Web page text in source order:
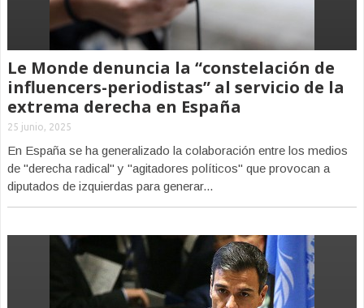
Le Monde denuncia la “constelación de
influencers-periodistas” al servicio de la
extrema derecha en España
25 junio, 2025
En España se ha generalizado la colaboración entre los medios
de "derecha radical" y "agitadores políticos" que provocan a
diputados de izquierdas para generar...